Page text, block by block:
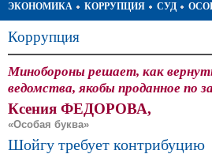
ЭКОНОМИКА
КОРРУПЦИЯ СУД
Коррупция
Минобороны решает, как
ведомства, якобы проданное по
Ксения ФЕДОРОВА,
«Особая буква»
Шойгу требует контрибуцию